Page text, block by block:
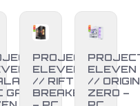
//
GAMING
PROJECT
ELEVEN
// RIFT
BREAKER
ELEVEN
// ORIGIN
ZERO –